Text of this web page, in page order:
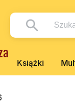
Książki